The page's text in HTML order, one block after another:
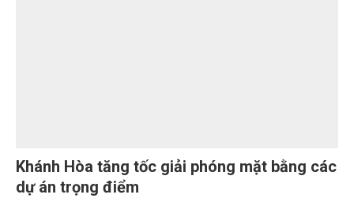
Khánh Hòa tăng tốc giải phóng mặt bằng các
dự án trọng điểm